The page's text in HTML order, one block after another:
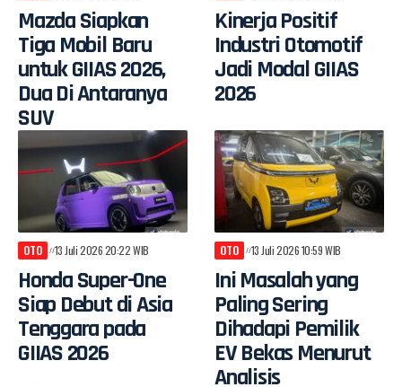
Mazda Siapkan
Tiga Mobil Baru
untuk GIIAS 2026,
Dua Di Antaranya
SUV
Kinerja Positif
Industri Otomotif
Jadi Modal GIIAS
2026
OTO 13 Juli 2026 20:22 WIB
Honda Super-One
Siap Debut di Asia
Tenggara pada
GIIAS 2026
OTO 13 Juli 2026 10:59 WIB
Ini Masalah yang
Paling Sering
Dihadapi Pemilik
EV Bekas Menurut
Analisis